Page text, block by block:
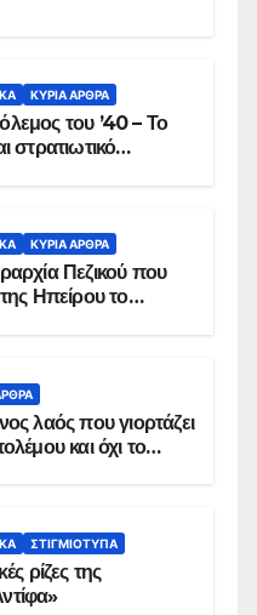
ΚΥΡΙΑ ΑΡΘΡΑ
του ’40 – Το
στρατιωτικό
ΚΥΡΙΑ ΑΡΘΡΑ
Πεζικού που
Ηπείρου το
λαός που γιορτάζει
και όχι το
ΣΤΙΓΜΙΌΤΥΠΑ
ρίζες της